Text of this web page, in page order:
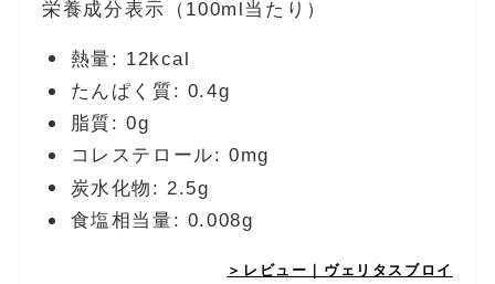
栄養成分表示（100ml当たり）
熱量: 12kcal
たんぱく質: 0.4g
脂質: 0g
コレステロール: 0mg
炭水化物: 2.5g
食塩相当量: 0.008g
＞レビュー｜ヴェリタスブロイ